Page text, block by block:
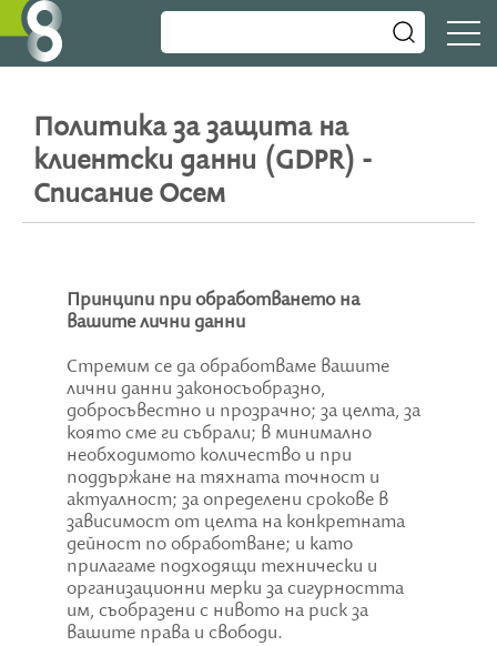
Политика за защита на
клиентски данни (GDPR) -
Списание Осем
Принципи при обработването на
вашите лични данни
Стремим се да обработваме вашите
лични данни законосъобразно,
добросъвестно и прозрачно; за целта, за
която сме ги събрали; в минимално
необходимото количество и при
поддържане на тяхната точност и
актуалност; за определени срокове в
зависимост от целта на конкретната
дейност по обработване; и като
прилагаме подходящи технически и
организационни мерки за сигурността
им, съобразени с нивото на риск за
вашите права и свободи.